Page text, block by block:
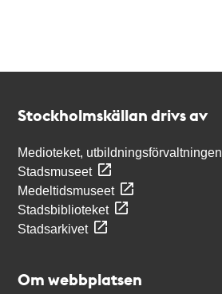
Stockholmskällan drivs av
Medioteket, utbildningsförvaltningen
Stadsmuseet
Medeltidsmuseet
Stadsbiblioteket
Stadsarkivet
Om webbplatsen